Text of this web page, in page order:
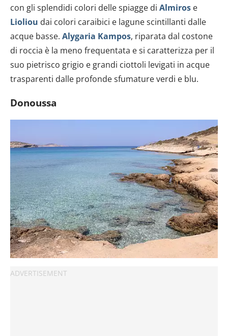
con gli splendidi colori delle spiagge di Almiros e
Lioliou dai colori caraibici e lagune scintillanti dalle
acque basse. Alygaria Kampos, riparata dal costone
di roccia è la meno frequentata e si caratterizza per il
suo pietrisco grigio e grandi ciottoli levigati in acque
trasparenti dalle profonde sfumature verdi e blu.
Donoussa